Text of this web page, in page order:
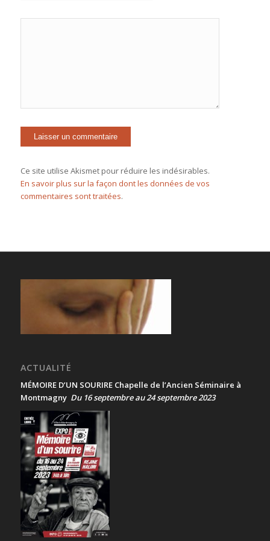
Ce site utilise Akismet pour réduire les indésirables.
En savoir plus sur la façon dont les données de vos
commentaires sont traitées.
ACTUALITÉ
MÉMOIRE D’UN SOURIRE Chapelle de l’Ancien Séminaire à
Montmagny Du 16 septembre au 24 septembre 2023